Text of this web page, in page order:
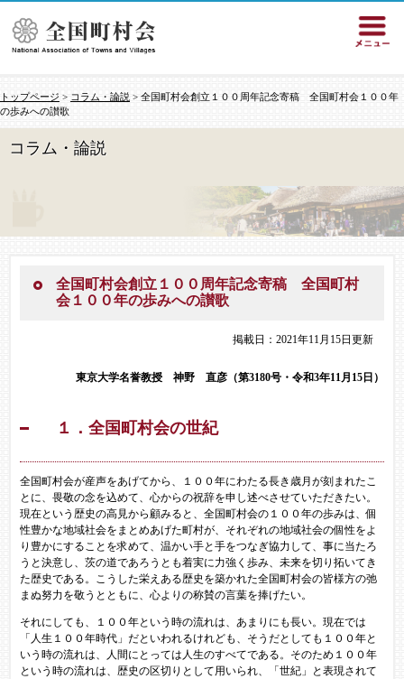
トップページ > コラム・論説 > 全国町村会創立１００周年記念寄稿 全国町村会１００年
の歩みへの讃歌
コラム・論説
全国町村会創立１００周年記念寄稿 全国町村
会１００年の歩みへの讃歌
掲載日：2021年11月15日更新
東京大学名誉教授 神野 直彦（第3180号・令和3年11月15日）
１．全国町村会の世紀
全国町村会が産声をあげてから、１００年にわたる長き歳月が刻まれたこ
とに、畏敬の念を込めて、心からの祝辞を申し述べさせていただきたい。
現在という歴史の高見から顧みると、全国町村会の１００年の歩みは、個
性豊かな地域社会をまとめあげた町村が、それぞれの地域社会の個性をよ
り豊かにすることを求めて、温かい手と手をつなぎ協力して、事に当たろ
うと決意し、茨の道であろうとも着実に力強く歩み、未来を切り拓いてき
た歴史である。こうした栄えある歴史を築かれた全国町村会の皆様方の弛
まぬ努力を敬うとともに、心よりの称賛の言葉を捧げたい。
それにしても、１００年という時の流れは、あまりにも長い。現在では
「人生１００年時代」だといわれるけれども、そうだとしても１００年と
いう時の流れは、人間にとっては人生のすべてである。そのため１００年
という時の流れは、歴史の区切りとして用いられ、「世紀」と表現されて